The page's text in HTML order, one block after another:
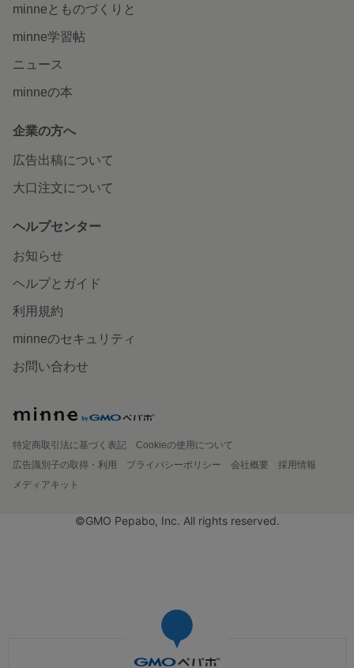
minneとものづくりと
minne学習帖
ニュース
minneの本
企業の方へ
広告出稿について
大口注文について
ヘルプセンター
お知らせ
ヘルプとガイド
利用規約
minneのセキュリティ
お問い合わせ
特定商取引法に基づく表記
Cookieの使用について
広告識別子の取得・利用
プライバシーポリシー 会社概要
採用情報
メディアキット
©GMO Pepabo, Inc. All rights reserved.